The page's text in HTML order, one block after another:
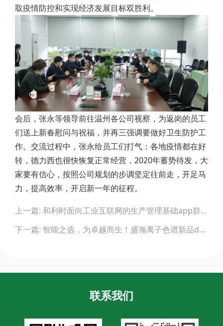
取疫情防控和实现经济发展目标双胜利。
会后，张永等领导前往温州各公司视察，为返岗的员工
们送上新春慰问与祝福，并再三强调要做好卫生防护工
作。交流过程中，张永给员工们打气：各地疫情都在好
转，德力西也很快恢复正常经营，2020年蓄势待发，大
家要有信心，按照公司规划的步调坚定往前走，开足马
力，提高效率，开启新一年的征程。
navigation
上一篇: 和利时面向工业互联网的生产管理基础app群holliebr正式发布
下一篇: 智能之选，为卓越而生！盛瀚离子色谱新品d150上市热销！
联系我们